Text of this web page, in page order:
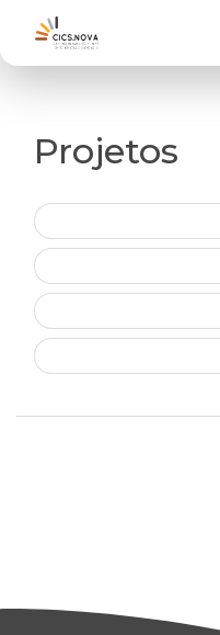
Projetos